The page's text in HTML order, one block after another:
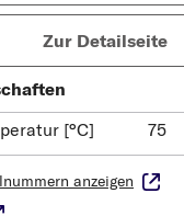
Zur Detailseite
[°C]
75
anzeigen